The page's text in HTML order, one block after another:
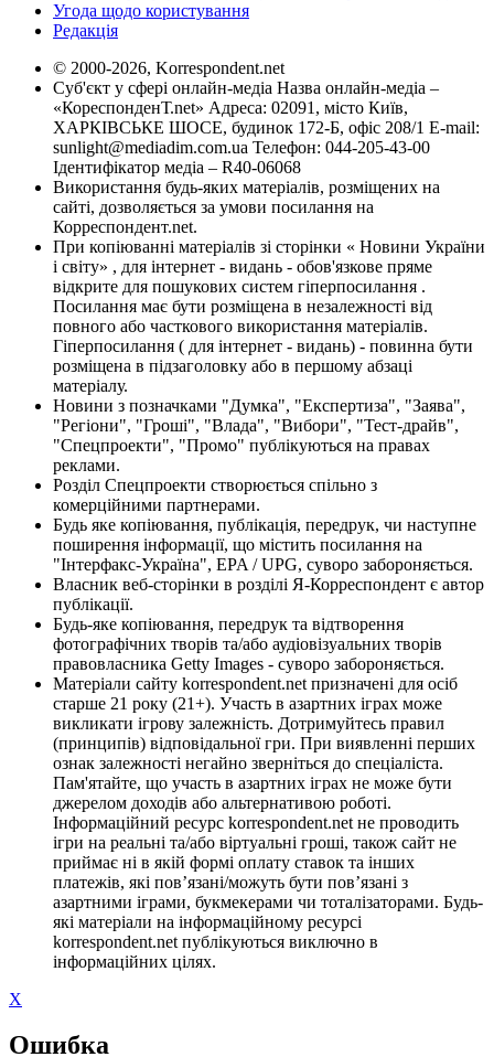
Угода щодо користування
Редакція
© 2000-2026, Korrespondent.net
Суб'єкт у сфері онлайн-медіа Назва онлайн-медіа –
«КореспонденТ.net» Адреса: 02091, місто Київ,
ХАРКІВСЬКЕ ШОСЕ, будинок 172-Б, офіс 208/1 E-mail:
sunlight@mediadim.com.ua Телефон: 044-205-43-00
Ідентифікатор медіа – R40-06068
Використання будь-яких матеріалів, розміщених на
сайті, дозволяється за умови посилання на
Корреспондент.net.
При копіюванні матеріалів зі сторінки « Новини України
і світу» , для інтернет - видань - обов'язкове пряме
відкрите для пошукових систем гіперпосилання .
Посилання має бути розміщена в незалежності від
повного або часткового використання матеріалів.
Гіперпосилання ( для інтернет - видань) - повинна бути
розміщена в підзаголовку або в першому абзаці
матеріалу.
Новини з позначками "Думка", "Експертиза", "Заява",
"Регіони", "Гроші", "Влада", "Вибори", "Тест-драйв",
"Спецпроекти", "Промо" публікуються на правах
реклами.
Розділ Спецпроекти створюється спільно з
комерційними партнерами.
Будь яке копіювання, публікація, передрук, чи наступне
поширення інформації, що містить посилання на
"Інтерфакс-Україна", EPA / UPG, суворо забороняється.
Власник веб-сторінки в розділі Я-Корреспондент є автор
публікації.
Будь-яке копіювання, передрук та відтворення
фотографічних творів та/або аудіовізуальних творів
правовласника Getty Images - суворо забороняється.
Матеріали сайту korrespondent.net призначені для осіб
старше 21 року (21+). Участь в азартних іграх може
викликати ігрову залежність. Дотримуйтесь правил
(принципів) відповідальної гри. При виявленні перших
ознак залежності негайно зверніться до спеціаліста.
Пам'ятайте, що участь в азартних іграх не може бути
джерелом доходів або альтернативою роботі.
Інформаційний ресурс korrespondent.net не проводить
ігри на реальні та/або віртуальні гроші, також сайт не
приймає ні в якій формі оплату ставок та інших
платежів, які пов’язані/можуть бути пов’язані з
азартними іграми, букмекерами чи тоталізаторами. Будь-
які матеріали на інформаційному ресурсі
korrespondent.net публікуються виключно в
інформаційних цілях.
X
Ошибка